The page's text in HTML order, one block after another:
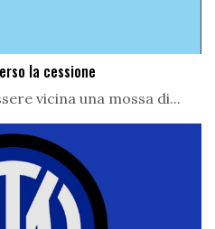
la cessione
vicina una mossa di...